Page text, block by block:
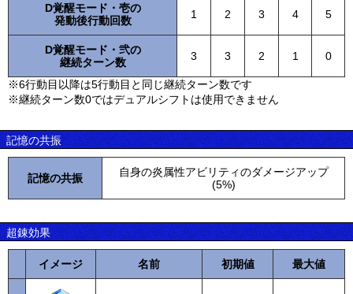
D覚醒モード・壱の
発動後行動回数
1 2 3 4 5
D覚醒モード・弐の
継続ターン数
3 3 2 1 0
※6行動目以降は5行動目と同じ継続ターン数です
※継続ターン数0ではデュアルシフトは使用できません
記憶の共振
記憶の共振
自身の炎属性アビリティのダメージアップ
(5%)
超錬効果
イメージ 名前 初期値 最大値